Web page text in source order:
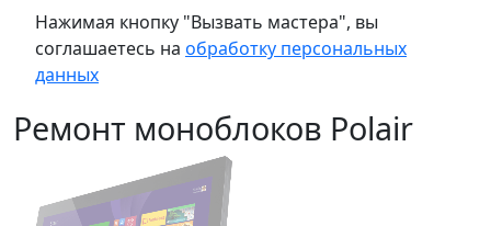
Нажимая кнопку "Вызвать мастера", вы
соглашаетесь на обработку персональных
данных
Ремонт моноблоков Polair